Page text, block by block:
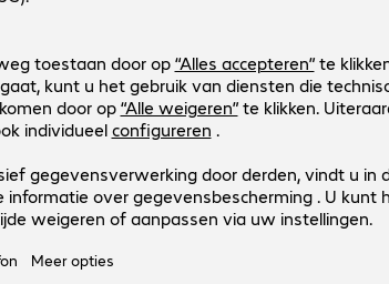
Productnr.:
4454252
Fabrikant-nr.:
R3V46A
Uitvoering: Europa
Standard
Poorten:4 x 10/100/1000 RJ45, 1 x 1000/2,5G RJ45